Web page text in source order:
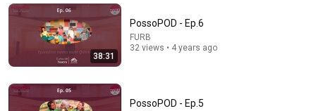
I Answer Your Questions on Peter Thiel, Chris Rufo
and the D.S.A. | The Ezra Klein Show
The Ezra Klein Show and 2 more
New 52K views
38:31
PossoPOD - Ep.6
FURB
32 views • 4 years ago
PossoPOD - Ep.5